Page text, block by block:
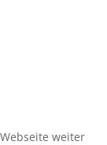
weiter